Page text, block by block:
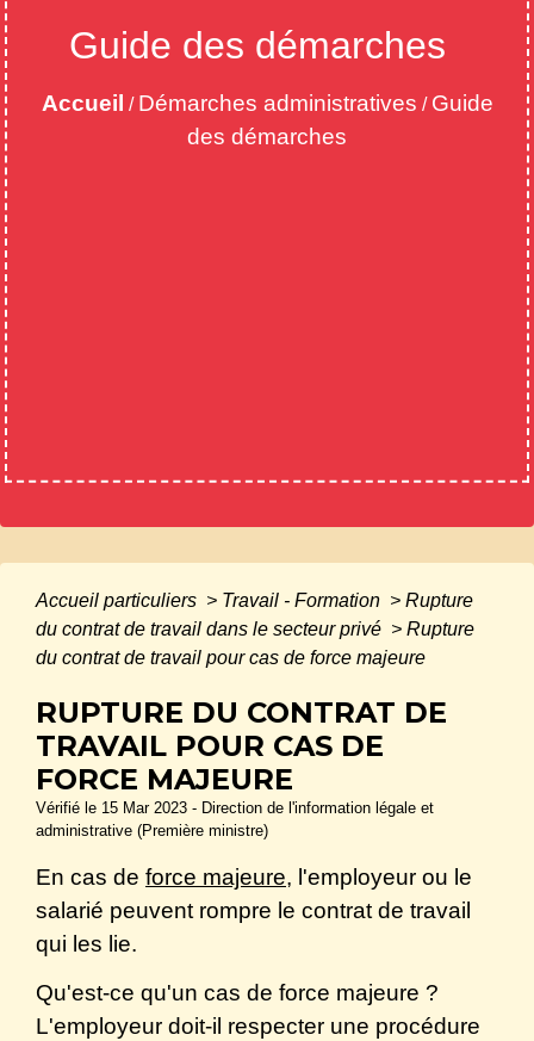
Guide des démarches
Accueil / Démarches administratives / Guide
des démarches
Accueil particuliers > Travail - Formation > Rupture
du contrat de travail dans le secteur privé > Rupture
du contrat de travail pour cas de force majeure
RUPTURE DU CONTRAT DE
TRAVAIL POUR CAS DE
FORCE MAJEURE
Vérifié le 15 Mar 2023 - Direction de l'information légale et
administrative (Première ministre)
En cas de force majeure, l'employeur ou le
salarié peuvent rompre le contrat de travail
qui les lie.
Qu'est-ce qu'un cas de force majeure ?
L'employeur doit-il respecter une procédure